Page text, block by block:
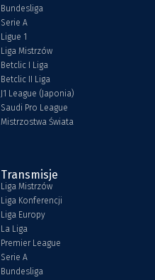
Bundesliga
Serie A
Ligue 1
Liga Mistrzów
Betclic I Liga
Betclic II Liga
J1 League (Japonia)
Saudi Pro League
Mistrzostwa Świata
Transmisje
Liga Mistrzów
Liga Konferencji
Liga Europy
La Liga
Premier League
Serie A
Bundesliga